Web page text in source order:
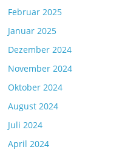
Februar 2025
Januar 2025
Dezember 2024
November 2024
Oktober 2024
August 2024
Juli 2024
April 2024